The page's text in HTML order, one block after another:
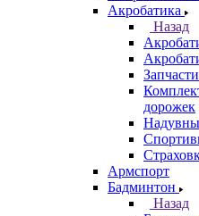
Акробатика
Назад
дорожек
Армспорт
Бадминтон
Назад